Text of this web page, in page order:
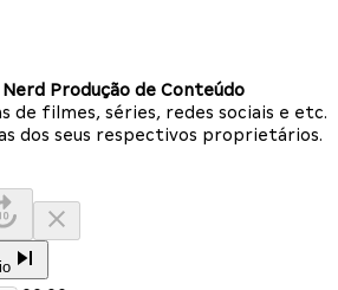
Produção de Conteúdo
de filmes, séries, redes sociais e etc.
dos seus respectivos proprietários.